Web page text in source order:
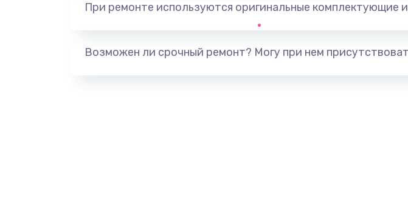
При ремонте используются оригинальные комплектующие
Возможен ли срочный ремонт? Могу при нем